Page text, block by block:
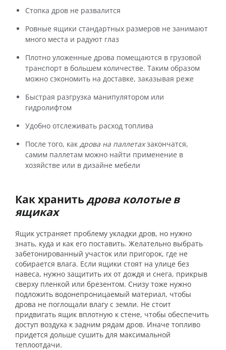
Стопка дров не развалится
Ровные ящики стандартных размеров не занимают
много места и радуют глаз
Плотно уложенные дрова помещаются в грузовой
транспорт в большем количестве. Таким образом
можно сэкономить на доставке, заказывая реже
Быстрая разгрузка манипулятором или
гидролифтом
Удобно отслеживать расход топлива
После того, как дрова на паллетахзакончатся,
самим паллетам можно найти применение в
хозяйстве или в дизайне мебели
Как хранитьдрова колотые в
ящиках
Ящик устраняет проблему укладки дров, но нужно
знать, куда и как его поставить. Желательно выбрать
забетонированный участок или пригорок, где не
собирается влага. Если ящики стоят на улице без
навеса, нужно защитить их от дождя и снега, прикрыв
сверху пленкой или брезентом. Снизу тоже нужно
подложить водонепроницаемый материал, чтобы
дрова не поглощали влагу с земли. Не стоит
придвигать ящик вплотную к стене, чтобы обеспечить
доступ воздуха к задним рядам дров. Иначе топливо
придется дольше сушить для максимальной
теплоотдачи.